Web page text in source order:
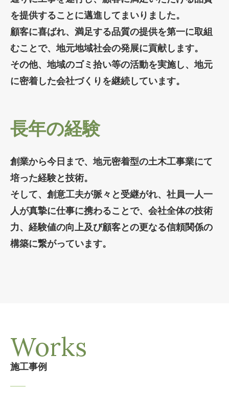
を提供することに邁進してまいりました。
顧客に喜ばれ、満足する品質の提供を第一に取組
むことで、地元地域社会の発展に貢献します。
その他、地域のゴミ拾い等の活動を実施し、地元
に密着した会社づくりを継続しています。
長年の経験
創業から今日まで、地元密着型の土木工事業にて
培った経験と技術。
そして、創意工夫が脈々と受継がれ、社員一人一
人が真摯に仕事に携わることで、会社全体の技術
力、経験値の向上及び顧客との更なる信頼関係の
構築に繋がっています。
Works
施工事例